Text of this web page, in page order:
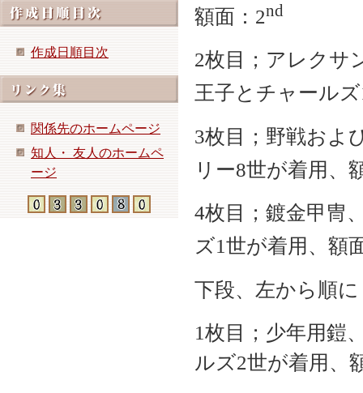
作成日順目次
関係先のホームページ
知人・ 友人のホームペ
ージ
額面：2nd
2枚目；アレクサ
王子とチャール
3枚目；野戦およ
リー8世が着用、
4枚目；鍍金甲冑
ズ1世が着用、額
下段、左から順に
1枚目；少年用鎧
ルズ2世が着用、